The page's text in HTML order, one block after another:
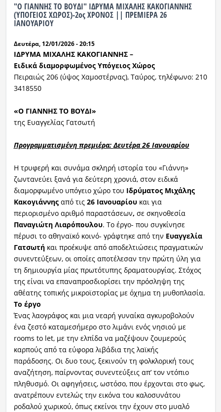
"Ο ΓΙΑΝΝΗΣ ΤΟ ΒΟΥΔΙ" ΙΔΡΥΜΑ ΜΙΧΑΛΗΣ ΚΑΚΟΓΙΑΝΝΗΣ
(ΥΠΟΓΕΙΟΣ ΧΩΡΟΣ)-2ος ΧΡΟΝΟΣ || ΠΡΕΜΙΕΡΑ 26
ΙΑΝΟΥΑΡΙΟΥ
Δευτέρα, 12/01/2026 - 20:15
ΙΔΡΥΜΑ ΜΙΧΑΛΗΣ ΚΑΚΟΓΙΑΝΝΗΣ –
Ειδικά διαμορφωμένος Υπόγειος Χώρος
Πειραιώς 206 (ύψος Χαμοστέρνας), Ταύρος, τηλέφωνο: 210
3418550
«Ο ΓΙΑΝΝΗΣ ΤΟ ΒΟΥΔΙ»
της Ευαγγελίας Γατσωτή
Προγραμματισμένη πρεμιέρα: Δευτέρα 26 Ιανουαρίου
Η τρυφερή και συνάμα σκληρή ιστορία του «Γιάννη»
ζωντανεύει ξανά για δεύτερη χρονιά, στον ειδικά
διαμορφωμένο υπόγειο χώρο του Ιδρύματος Μιχάλης
Κακογιάννηςαπό τις 26Ιανουαρίουκαι για
περιορισμένο αριθμό παραστάσεων, σε σκηνοθεσία
Παναγιώτη Λιαρόπουλου. Το έργο- που συγκίνησε
πέρυσι το αθηναϊκό κοινό- γράφτηκε από την Ευαγγελία
Γατσωτήκαι προέκυψε από αποδελτιώσεις πραγματικών
συνεντεύξεων, οι οποίες αποτέλεσαν την πρώτη ύλη για
τη δημιουργία μίας πρωτότυπης δραματουργίας. Στόχος
της είναι να επαναπροσδιορίσει την πρόσληψη της
αθέατης τοπικής μικροϊστορίας με όχημα τη μυθοπλασία.
Το έργο
Ένας λαογράφος και μια νεαρή γυναίκα αγκυροβολούν
ένα ζεστό καταμεσήμερο στο λιμάνι ενός νησιού με
rooms to let, με την ελπίδα να μαζέψουν ζουμερούς
καρπούς από τα εύφορα λιβάδια της λαϊκής
παράδοσης. Οι δυο τους, ξεκινούν τη φολκλορική τους
αναζήτηση, παίρνοντας συνεντεύξεις απ’ τον ντόπιο
πληθυσμό. Οι αφηγήσεις, ωστόσο, που έρχονται στο φως,
ανατρέπουν εντελώς την εικόνα του καλοσυνάτου
ροδαλού χωρικού, όπως εκείνοι την έχουν στο μυαλό